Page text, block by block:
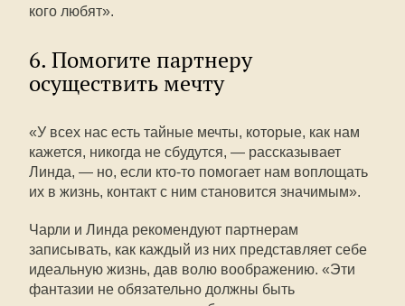
кого любят».
6. Помогите партнеру
осуществить мечту
«У всех нас есть тайные мечты, которые, как нам
кажется, никогда не сбудутся, — рассказывает
Линда, — но, если кто-то помогает нам воплощать
их в жизнь, контакт с ним становится значимым».
Чарли и Линда рекомендуют партнерам
записывать, как каждый из них представляет себе
идеальную жизнь, дав волю воображению. «Эти
фантазии не обязательно должны быть